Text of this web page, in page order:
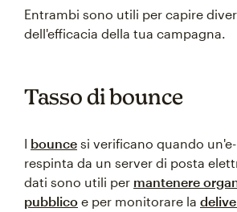
Entrambi sono utili per capire
dell'efficacia della tua campagna.
Tasso di bounce
I bounce si verificano quando
respinta da un server di posta
dati sono utili per mantenere
pubblico e per monitorare la